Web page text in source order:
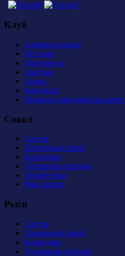
Клуб
Администрация
История
Документы
Закупки
Арена
Контакты
Правила поведения на арене
Сокол
Состав
Тренерский штаб
Календарь
Турнирная таблица
Атрибутика
Фан-сектор
Рыси
Состав
Тренерский штаб
Календарь
Турнирная таблица